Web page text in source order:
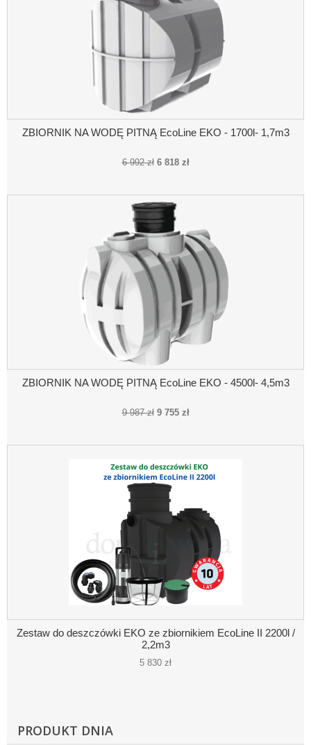
ZBIORNIK NA WODĘ PITNĄ EcoLine EKO - 1700l- 1,7m3
6 992 zł 6 818 zł
ZBIORNIK NA WODĘ PITNĄ EcoLine EKO - 4500l- 4,5m3
9 987 zł 9 755 zł
Zestaw do deszczówki EKO ze zbiornikiem EcoLine II 2200l /
2,2m3
5 830 zł
PRODUKT DNIA